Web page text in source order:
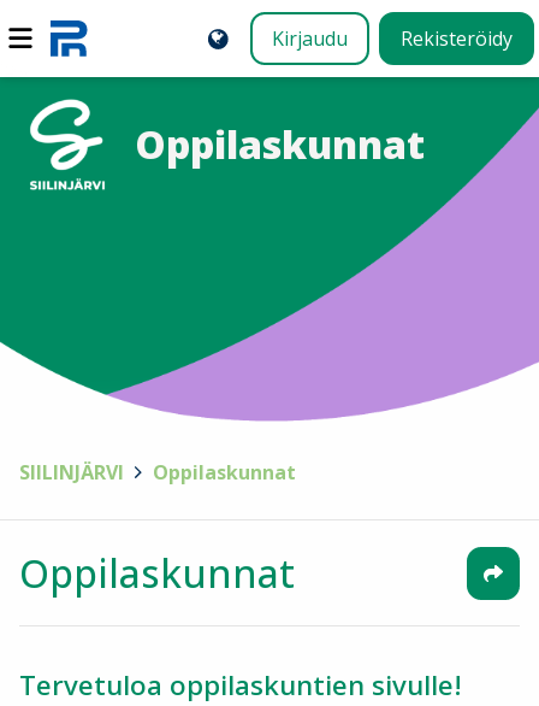
Kirjaudu Rekisteröidy
Oppilaskunnat
SIILINJÄRVI Oppilaskunnat
Oppilaskunnat
Tervetuloa oppilaskuntien sivulle!